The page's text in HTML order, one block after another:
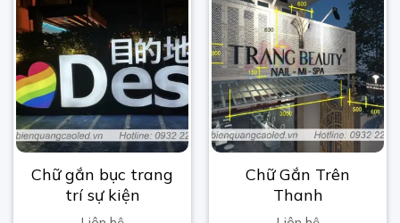
Chữ gắn bục trang
trí sự kiện
Chữ Gắn Trên
Thanh